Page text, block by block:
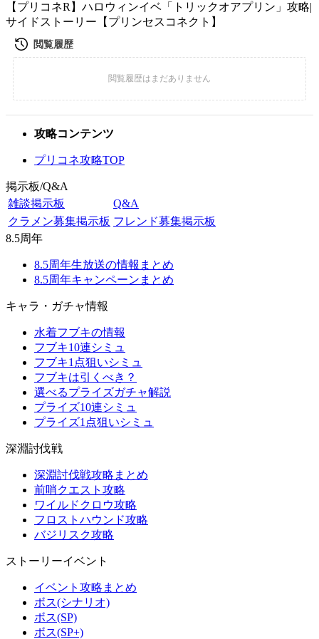
【プリコネR】ハロウィンイベ「トリックオアプリン」攻略|
サイドストーリー【プリンセスコネクト】
攻略コンテンツ
プリコネ攻略TOP
掲示板/Q&A
雑談掲示板
Q&A
クラメン募集掲示板 フレンド募集掲示板
8.5周年
8.5周年生放送の情報まとめ
8.5周年キャンペーンまとめ
キャラ・ガチャ情報
水着フブキの情報
フブキ10連シミュ
フブキ1点狙いシミュ
フブキは引くべき？
選べるプライズガチャ解説
プライズ10連シミュ
プライズ1点狙いシミュ
深淵討伐戦
深淵討伐戦攻略まとめ
前哨クエスト攻略
ワイルドクロウ攻略
フロストハウンド攻略
バジリスク攻略
ストーリーイベント
イベント攻略まとめ
ボス(シナリオ)
ボス(SP)
ボス(SP+)